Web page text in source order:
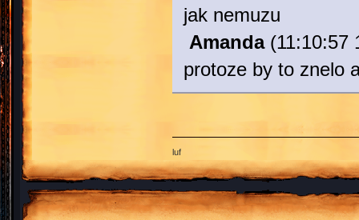
jak nemuzu
Amanda(11:10:57
protoze by to znelo
luf